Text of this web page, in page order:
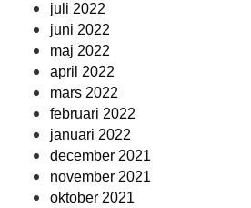
juli 2022
juni 2022
maj 2022
april 2022
mars 2022
februari 2022
januari 2022
december 2021
november 2021
oktober 2021